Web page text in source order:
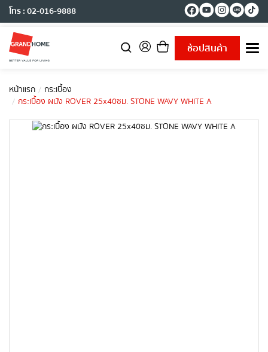
โทร : 02-016-9888
ช้อปสินค้า
T
n
หน้าแรก
กระเบื้อง
กระเบื้อง ผนัง ROVER 25x40ซม. STONE WAVY WHITE A